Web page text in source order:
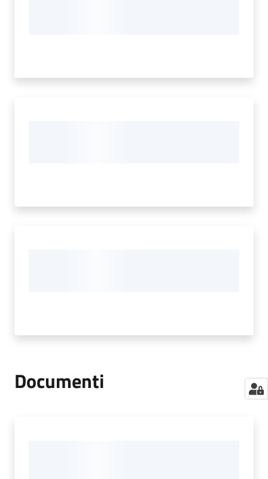
Documenti